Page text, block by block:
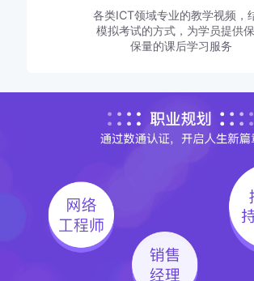
各类ICT领域专业的教学视频，
模拟考试的方式，为学员提供
保量的课后学习服务